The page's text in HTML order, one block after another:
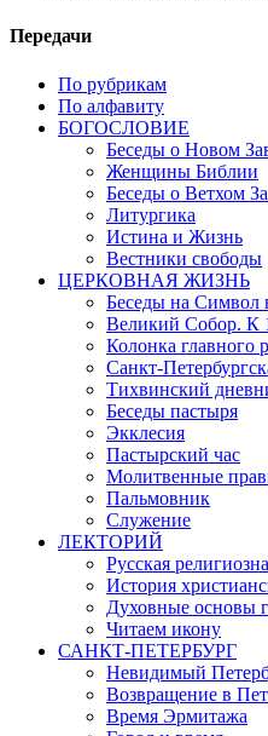
Передачи
По рубрикам
По алфавиту
БОГОСЛОВИЕ
Беседы о Новом
Женщины Библии
Беседы о Ветхом
Литургика
Истина и Жизнь
Вестники свободы
ЦЕРКОВНАЯ ЖИЗНЬ
Беседы на Символ
Великий Собор. К
Колонка главного
Санкт-
Тихвинский
Беседы пастыря
Экклесия
Пастырский час
Молитвенные
Пальмовник
Служение
ЛЕКТОРИЙ
Русская
История
Духовные основы
Читаем икону
САНКТ-ПЕТЕРБУРГ
Невидимый
Возвращение в
Время Эрмитажа